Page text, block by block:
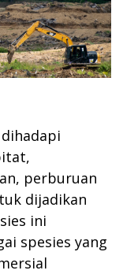
perburuan
dijadikan
ini
spesies yang